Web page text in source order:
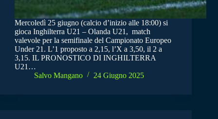
Mercoledì 25 giugno (calcio d’inizio alle 18:00) si
gioca Inghilterra U21 – Olanda U21, match
valevole per la semifinale del Campionato Europeo
Under 21. L’1 proposto a 2,15, l’X a 3,50, il 2 a
3,15. IL PRONOSTICO DI INGHILTERRA
U21…
Salvo Mangano
24 Giugno 2025